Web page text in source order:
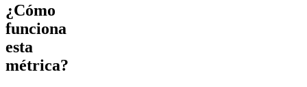
¿Cómo
funciona
esta
métrica?